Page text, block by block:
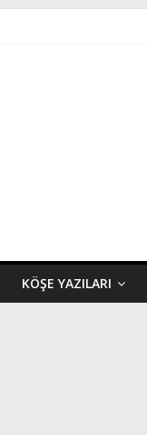
KÖŞE YAZILARI